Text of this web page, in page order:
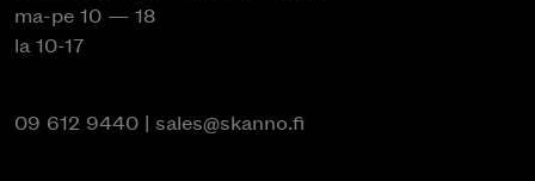
ma-pe 10 — 18
la 10-17
09 612 9440 | sales@skanno.fi